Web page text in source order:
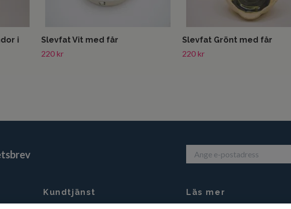
i
Slevfat Vit med får
220 kr
Slevfat Grönt med får
220 kr
Kundtjänst Läs mer